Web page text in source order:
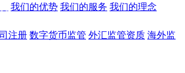
我们的优势 我们的服务 我们的理念
注册 数字货币监管 外汇监管资质 海外监